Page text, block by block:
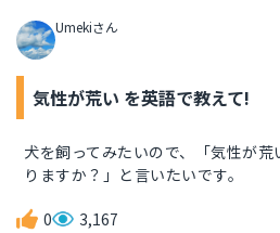
Umekiさん
気性が荒い を英語で教えて!
犬を飼ってみたいので、「気性が
りますか？」と言いたいです。
0 3,167